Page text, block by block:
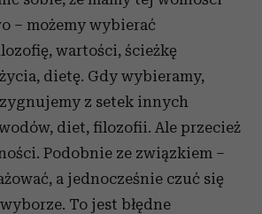
– możemy wybierać
wartości, ścieżkę
dietę. Gdy wybieramy,
z setek innych
diet, filozofii. Ale przecież
Podobnie ze związkiem –
a jednocześnie czuć się
To jest błędne